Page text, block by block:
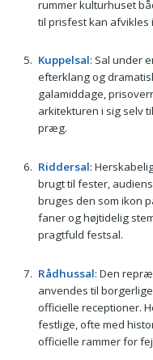
rummer kulturhuset
til prisfest kan afvikles
Kuppelsal: Sal under
efterklang og
galamiddage,
arkitekturen i sig selv
præg.
Riddersal:
brugt til fester,
bruges den som ikon
faner og højtidelig
pragtfuld festsal.
Rådhussal: Den
anvendes til
officielle receptioner.
festlige, ofte med
officielle rammer for